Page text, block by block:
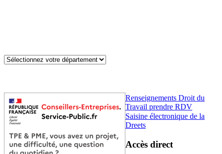
Renseignements Droit du
Travail prendre RDV
Saisine électronique de la
Dreets
Accès direct